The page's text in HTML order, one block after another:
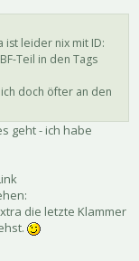
ist leider nix mit ID:
Teil in den Tags
doch öfter an den
geht - ich habe
die letzte Klammer